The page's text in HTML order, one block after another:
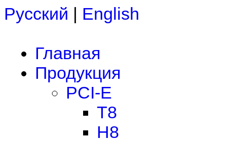
Русский | English
Главная
Продукция
PCI-E
T8
H8